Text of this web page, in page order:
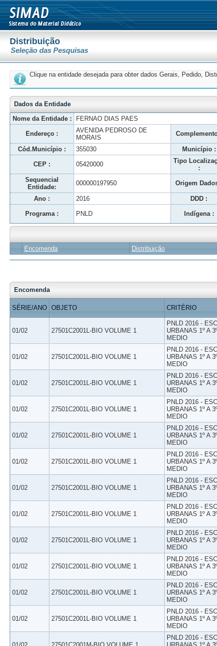
Distribuição
Seleção das Pesquisas
Clique na entidade desejada para obter dados Gerais, Pedido,
Dados da Entidade
Nome da Entidade :
FERNAO DIAS PAES
Endereço :
AVENIDA PEDROSO DE
MORAIS
Cód.Município : 355030 Município :
CEP : 05420000
Tipo
:
Sequencial
Entidade:
000000197950 Origem
Ano : 2016 DDD :
Programa : PNLD Indígena :
Encomenda Distribuição
Encomenda
SÉRIE/ANO OBJETO CRITÉRIO
01/02 27501C2001L-BIO VOLUME 1
PNLD 2016 -
URBANAS 1º A
MEDIO
01/02 27501C2001L-BIO VOLUME 1
PNLD 2016 -
URBANAS 1º A
MEDIO
01/02 27501C2001L-BIO VOLUME 1
PNLD 2016 -
URBANAS 1º A
MEDIO
01/02 27501C2001L-BIO VOLUME 1
PNLD 2016 -
URBANAS 1º A
MEDIO
01/02 27501C2001L-BIO VOLUME 1
PNLD 2016 -
URBANAS 1º A
MEDIO
01/02 27501C2001L-BIO VOLUME 1
PNLD 2016 -
URBANAS 1º A
MEDIO
01/02 27501C2001L-BIO VOLUME 1
PNLD 2016 -
URBANAS 1º A
MEDIO
01/02 27501C2001L-BIO VOLUME 1
PNLD 2016 -
URBANAS 1º A
MEDIO
01/02 27501C2001L-BIO VOLUME 1
PNLD 2016 -
URBANAS 1º A
MEDIO
01/02 27501C2001L-BIO VOLUME 1
PNLD 2016 -
URBANAS 1º A
MEDIO
01/02 27501C2001L-BIO VOLUME 1
PNLD 2016 -
URBANAS 1º A
MEDIO
01/02 27501C2001L-BIO VOLUME 1
PNLD 2016 -
URBANAS 1º A
MEDIO
PNLD 2016 -